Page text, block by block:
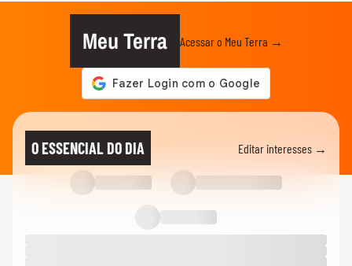
Meu Terra Acessar o Meu Terra →
O ESSENCIAL DO DIA Editar interesses →